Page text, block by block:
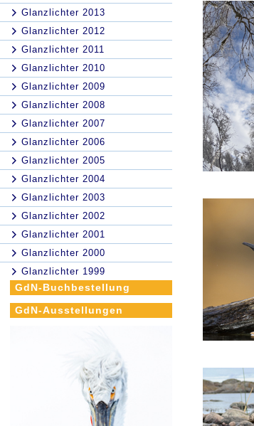
Glanzlichter 2013
Glanzlichter 2012
Glanzlichter 2011
Glanzlichter 2010
Glanzlichter 2009
Glanzlichter 2008
Glanzlichter 2007
Glanzlichter 2006
Glanzlichter 2005
Glanzlichter 2004
Glanzlichter 2003
Glanzlichter 2002
Glanzlichter 2001
Glanzlichter 2000
Glanzlichter 1999
GdN-Buchbestellung
GdN-Ausstellungen